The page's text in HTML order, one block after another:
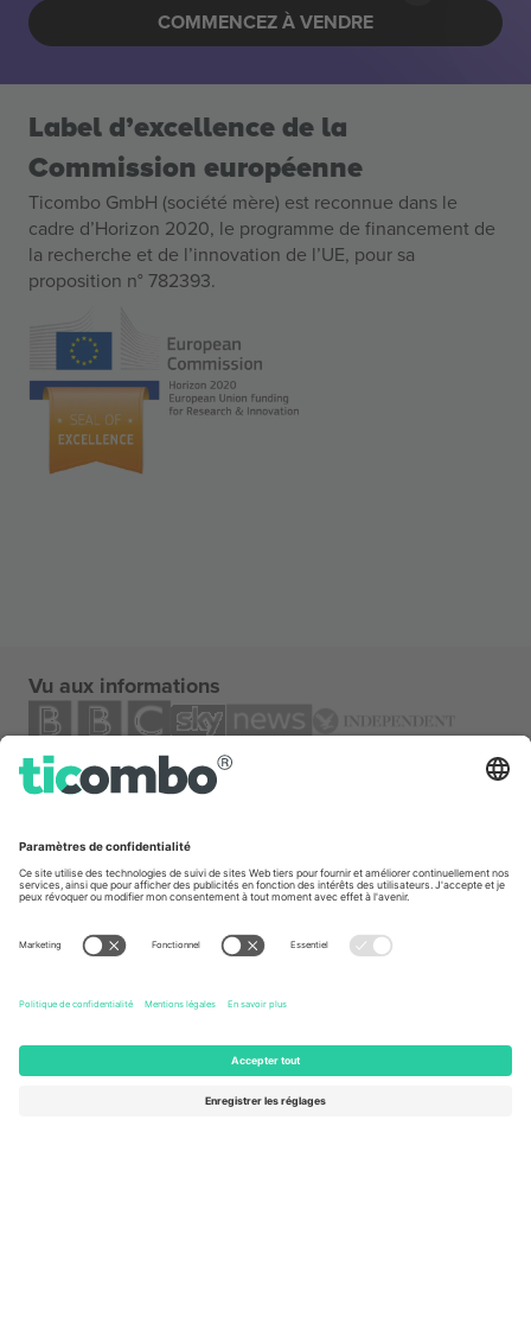
COMMENCEZ À VENDRE
Label d’excellence de la
Commission européenne
Ticombo GmbH (société mère) est reconnue dans le
cadre d’Horizon 2020, le programme de financement de
la recherche et de l’innovation de l’UE, pour sa
proposition n° 782393.
Vu aux informations
TixProtect
Programme d'affiliation
Comment ça marche
Centre d'information sur la Coupe
Nous contacter